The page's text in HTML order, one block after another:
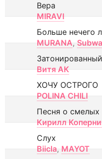
Вера
MIRAVI
Больше нечего
MURANA,
Витя АК
ХОЧУ ОСТРОГО
POLINA CHILI
Песня о смелых
Кирилл
Слух
Biicla, MAYOT